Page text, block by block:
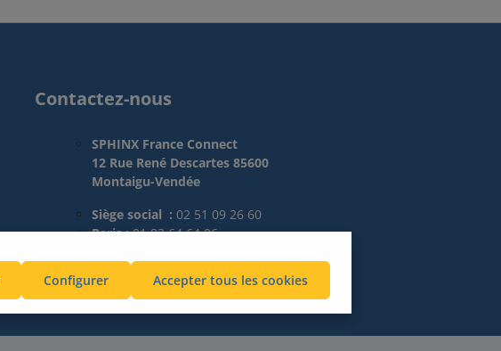
Contactez-nous
SPHINX France Connect
12 Rue René Descartes 85600
Montaigu-Vendée
Siège social : 02 51 09 26 60
Paris :01 83 64 64 06
Configurer Accepter tous les cookies